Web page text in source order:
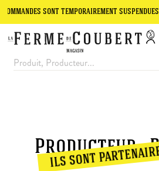
sont temporairement suspendues.
Producteur :
ils sont